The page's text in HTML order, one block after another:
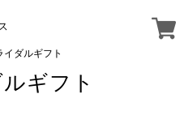
イダルギフト
ギフト